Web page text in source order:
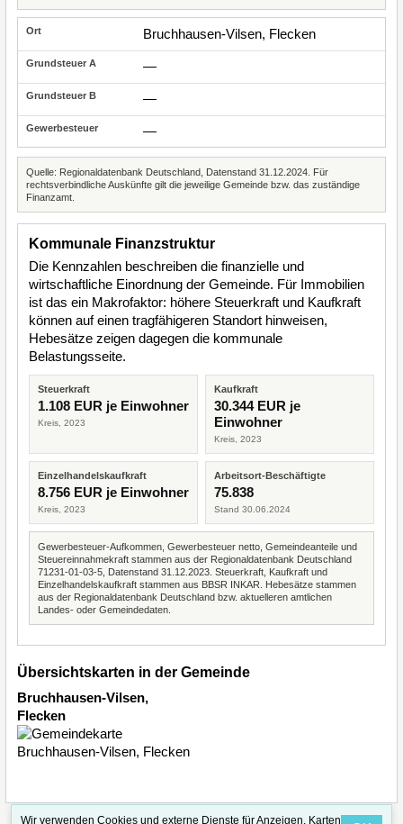
Bruchhausen-Vilsen, Flecken
—
—
—
Quelle: Regionaldatenbank Deutschland, Datenstand 31.12.2024. Für
rechtsverbindliche Auskünfte gilt die jeweilige Gemeinde bzw. das zuständige
Finanzamt.
Kommunale Finanzstruktur
Die Kennzahlen beschreiben die finanzielle und
wirtschaftliche Einordnung der Gemeinde. Für Immobilien
ist das ein Makrofaktor: höhere Steuerkraft und Kaufkraft
können auf einen tragfähigeren Standort hinweisen,
Hebesätze zeigen dagegen die kommunale
Belastungsseite.
Steuerkraft
1.108 EUR je Einwohner
Kreis, 2023
Kaufkraft
30.344 EUR je
Einwohner
Kreis, 2023
Einzelhandelskaufkraft
8.756 EUR je Einwohner
Kreis, 2023
Arbeitsort-Beschäftigte
75.838
Stand 30.06.2024
Gewerbesteuer-Aufkommen, Gewerbesteuer netto, Gemeindeanteile und
Steuereinnahmekraft stammen aus der Regionaldatenbank Deutschland
71231-01-03-5, Datenstand 31.12.2023. Steuerkraft, Kaufkraft und
Einzelhandelskaufkraft stammen aus BBSR INKAR. Hebesätze stammen
aus der Regionaldatenbank Deutschland bzw. aktuelleren amtlichen
Landes- oder Gemeindedaten.
Übersichtskarten in der Gemeinde
Bruchhausen-Vilsen,
Flecken
Wir verwenden Cookies und externe Dienste für Anzeigen, Karten